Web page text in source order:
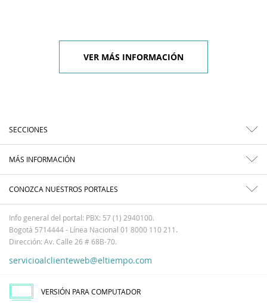
VER MÁS INFORMACIÓN
SECCIONES
MÁS INFORMACIÓN
CONOZCA NUESTROS PORTALES
Info general del portal: PBX: 57 (1) 2940100.
Bogotá 5714444 - Línea Nacional 01 8000 110 211.
Dirección: Av. Calle 26 # 68B-70.
servicioalclienteweb@eltiempo.com
VERSIÓN PARA COMPUTADOR